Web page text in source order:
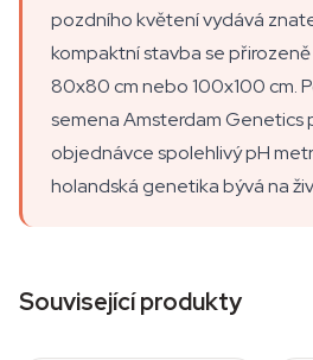
pozdního květení vydává
kompaktní stavba se
80x80 cm nebo 100x100 cm.
semena Amsterdam Genetics
objednávce spolehlivý pH
holandská genetika bývá na
Související produkty